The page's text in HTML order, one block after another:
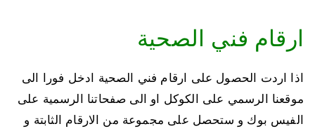
ارقام فني الصحية
اذا اردت الحصول على ارقام فني الصحية ادخل فورا الى
موقعنا الرسمي على الكوكل او الى صفحاتنا الرسمية على
الفيس بوك و ستحصل على مجموعة من الارقام الثابتة و